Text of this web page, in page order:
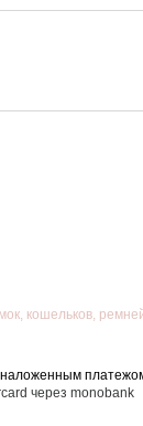
кошельков,